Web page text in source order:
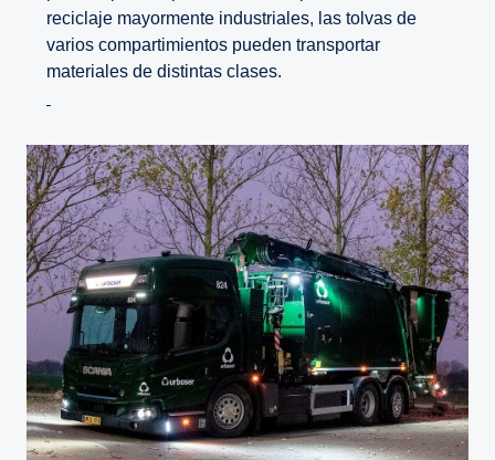
reciclaje mayormente industriales, las tolvas de
varios compartimientos pueden transportar
materiales de distintas clases.